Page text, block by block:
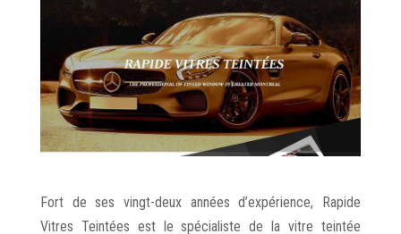
Fort de ses vingt-deux années d’expérience, Rapide
Vitres Teintées est le spécialiste de la vitre teintée